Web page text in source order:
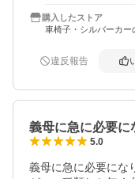
購入したストア
車椅子・シルバーカー
違反報告
義母に急に必要
5.0
義母に急に必要にな